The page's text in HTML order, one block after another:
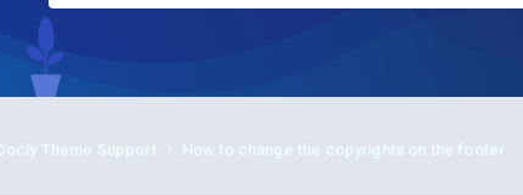
Theme Support How to change the copyrights on the footer